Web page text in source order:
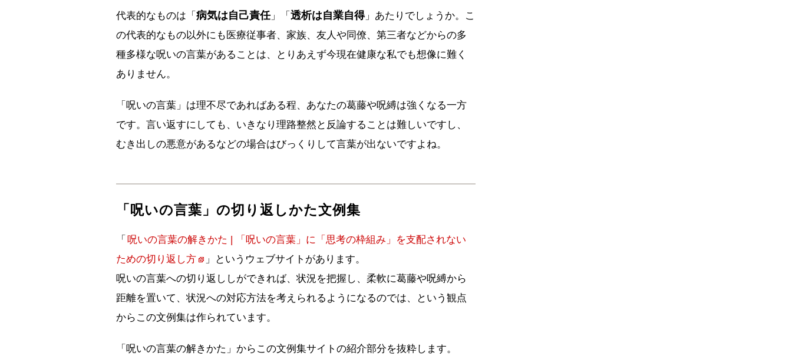
代表的なものは「 病気は自己責任」「 透析は自業自得」あたりでしょうか。こ
の代表的なもの以外にも医療従事者、家族、友人や同僚、第三者などからの多
種多様な呪いの言葉があることは、とりあえず今現在健康な私でも想像に難く
ありません。
「呪いの言葉」は理不尽であればある程、あなたの葛藤や呪縛は強くなる一方
です。言い返すにしても、いきなり理路整然と反論することは難しいですし、
むき出しの悪意があるなどの場合はびっくりして言葉が出ないですよね。
「呪いの言葉」の切り返しかた文例集
「 呪いの言葉の解きかた | 「呪いの言葉」に「思考の枠組み」を支配されない
ための切り返し方
」というウェブサイトがあります。
呪いの言葉への切り返ししができれば、状況を把握し、柔軟に葛藤や呪縛から
距離を置いて、状況への対応方法を考えられるようになるのでは、という観点
からこの文例集は作られています。
「呪いの言葉の解きかた」からこの文例集サイトの紹介部分を抜粋します。